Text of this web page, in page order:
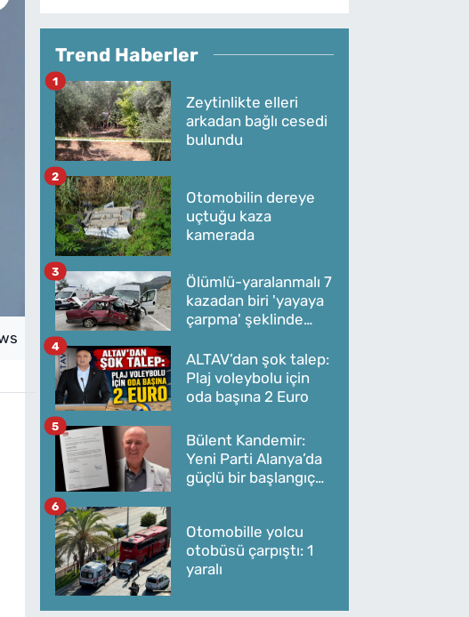
Trend Haberler
Zeytinlikte elleri
arkadan bağlı cesedi
bulundu
1
Otomobilin dereye
uçtuğu kaza
kamerada
2
Ölümlü-yaralanmalı 7
kazadan biri 'yayaya
çarpma' şeklinde
3
ALTAV’dan şok talep:
Plaj voleybolu için
oda başına 2 Euro
4
Bülent Kandemir:
Yeni Parti Alanya’da
güçlü bir başlangıç
5
Otomobille yolcu
otobüsü çarpıştı: 1
yaralı
6